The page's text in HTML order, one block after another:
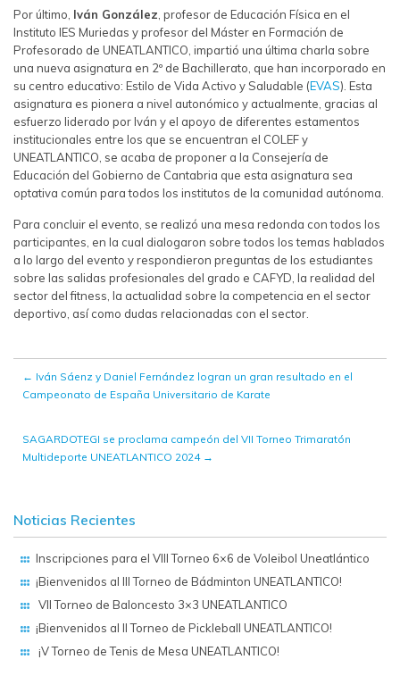
Por último, Iván González , profesor de Educación Física en el
Instituto IES Muriedas y profesor del Máster en Formación de
Profesorado de UNEATLANTICO, impartió una última charla sobre
una nueva asignatura en 2º de Bachillerato, que han incorporado en
su centro educativo: Estilo de Vida Activo y Saludable (EVAS). Esta
asignatura es pionera a nivel autonómico y actualmente, gracias al
esfuerzo liderado por Iván y el apoyo de diferentes estamentos
institucionales entre los que se encuentran el COLEF y
UNEATLANTICO, se acaba de proponer a la Consejería de
Educación del Gobierno de Cantabria que esta asignatura sea
optativa común para todos los institutos de la comunidad autónoma.
Para concluir el evento, se realizó una mesa redonda con todos los
participantes, en la cual dialogaron sobre todos los temas hablados
a lo largo del evento y respondieron preguntas de los estudiantes
sobre las salidas profesionales del grado e CAFYD, la realidad del
sector del fitness, la actualidad sobre la competencia en el sector
deportivo, así como dudas relacionadas con el sector.
← Iván Sáenz y Daniel Fernández logran un gran resultado en el
Campeonato de España Universitario de Karate
SAGARDOTEGI se proclama campeón del VII Torneo Trimaratón
Multideporte UNEATLANTICO 2024 →
Noticias Recientes
Inscripciones para el VIII Torneo 6×6 de Voleibol Uneatlántico
¡Bienvenidos al III Torneo de Bádminton UNEATLANTICO!
VII Torneo de Baloncesto 3×3 UNEATLANTICO
¡Bienvenidos al II Torneo de Pickleball UNEATLANTICO!
¡V Torneo de Tenis de Mesa UNEATLANTICO!